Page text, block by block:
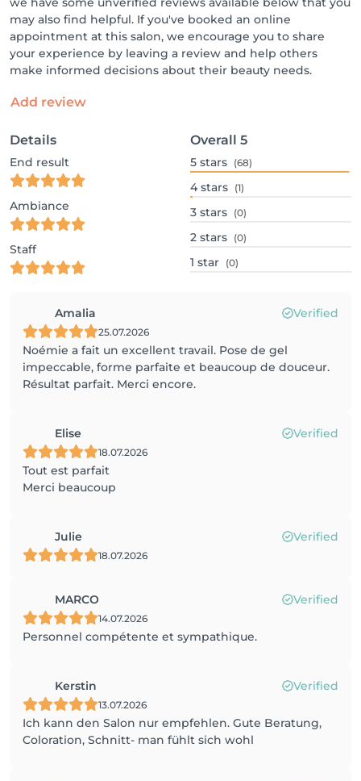
may also find helpful. If you've booked an online
appointment at this salon, we encourage you to share
your experience by leaving a review and help others
make informed decisions about their beauty needs.
Add review
Details
End result
Ambiance
Staff
Overall 5
5 stars (68)
4 stars (1)
3 stars (0)
2 stars (0)
1 star (0)
Amalia Verified
25.07.2026
Noémie a fait un excellent travail. Pose de gel
impeccable, forme parfaite et beaucoup de douceur.
Résultat parfait. Merci encore.
Elise Verified
18.07.2026
Tout est parfait
Merci beaucoup
Julie Verified
18.07.2026
MARCO Verified
14.07.2026
Personnel compétente et sympathique.
Kerstin Verified
13.07.2026
Ich kann den Salon nur empfehlen. Gute Beratung,
Coloration, Schnitt- man fühlt sich wohl